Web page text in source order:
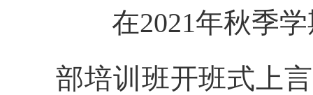
在2021年秋季学
部培训班开班式上